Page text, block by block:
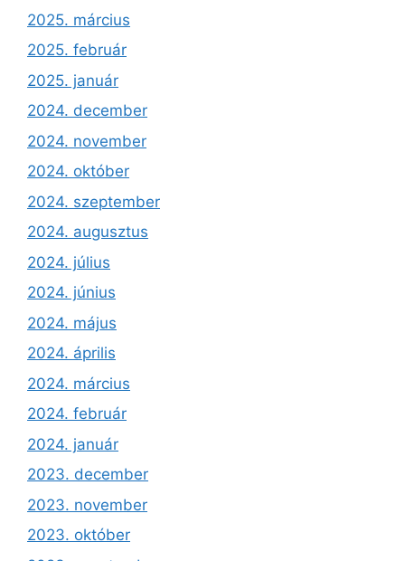
2025. március
2025. február
2025. január
2024. december
2024. november
2024. október
2024. szeptember
2024. augusztus
2024. július
2024. június
2024. május
2024. április
2024. március
2024. február
2024. január
2023. december
2023. november
2023. október